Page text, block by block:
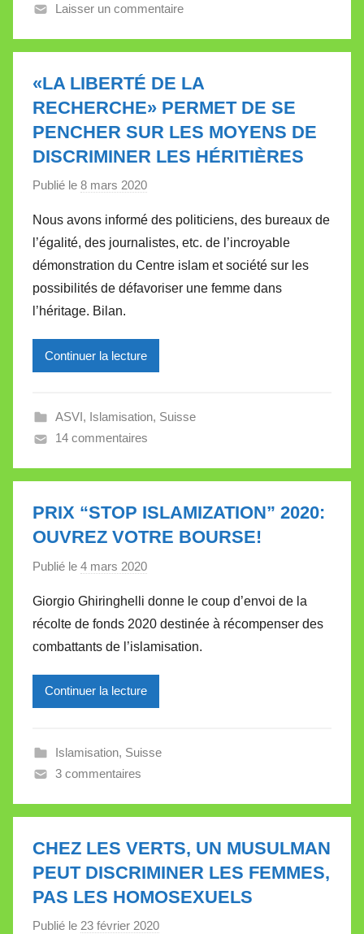
V
l
l
t
t
e
Laisser un commentaire
«LA LIBERTÉ DE LA
RECHERCHE» PERMET DE SE
PENCHER SUR LES MOYENS DE
DISCRIMINER LES HÉRITIÈRES
Publié le 8 mars 2020
M
i
r
l
V
l
t
t
Nous avons informé des politiciens, des bureaux de
l’égalité, des journalistes, etc. de l’incroyable
démonstration du Centre islam et société sur les
possibilités de défavoriser une femme dans
l’héritage. Bilan.
Continuer la lecture
ASVI, Islamisation, Suisse
14 commentaires
PRIX “STOP ISLAMIZATION” 2020:
OUVREZ VOTRE BOURSE!
Publié le 4 mars 2020
r
M
i
r
l
a
l
e
t
t
Giorgio Ghiringhelli donne le coup d’envoi de la
récolte de fonds 2020 destinée à récompenser des
combattants de l’islamisation.
Continuer la lecture
Islamisation, Suisse
3 commentaires
CHEZ LES VERTS, UN MUSULMAN
PEUT DISCRIMINER LES FEMMES,
PAS LES HOMOSEXUELS
Publié le 23 février 2020